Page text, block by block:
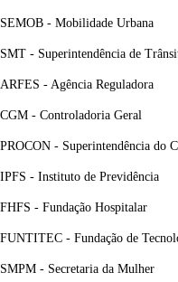
SEMOB - Mobilidade Urbana
SMT - Superintendência de
ARFES - Agência Reguladora
CGM - Controladoria Geral
PROCON - Superintendência do
IPFS - Instituto de Previdência
FHFS - Fundação Hospitalar
FUNTITEC - Fundação de
SMPM - Secretaria da Mulher